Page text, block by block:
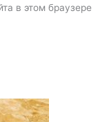
в этом браузере